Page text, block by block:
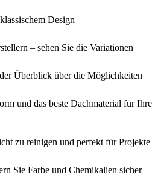
Design
– sehen Sie die Variationen
Überblick über die Möglichkeiten
und das beste Dachmaterial für Ihre
zu reinigen und perfekt für Projekte
Sie Farbe und Chemikalien sicher